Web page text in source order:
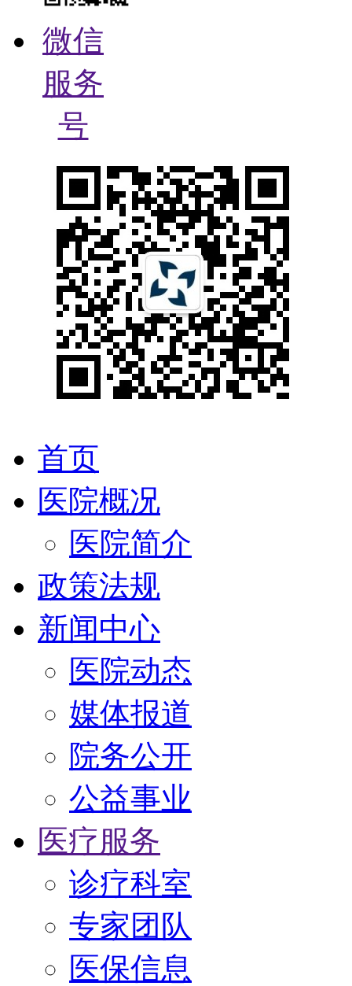
微信
服务
号
首页
医院概况
医院简介
政策法规
新闻中心
医院动态
媒体报道
院务公开
公益事业
医疗服务
诊疗科室
专家团队
医保信息